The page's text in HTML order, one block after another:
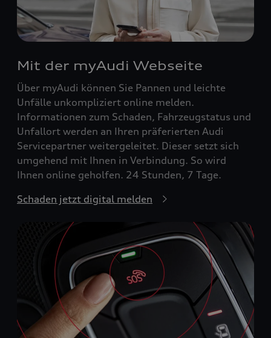
Mit der myAudi Webseite
Über myAudi können Sie Pannen und leichte
Unfälle unkompliziert online melden.
Informationen zum Schaden, Fahrzeugstatus und
Unfallort werden an Ihren präferierten Audi
Servicepartner weitergeleitet. Dieser setzt sich
umgehend mit Ihnen in Verbindung. So wird
Ihnen online geholfen. 24 Stunden, 7 Tage.
Schaden jetzt digital melden